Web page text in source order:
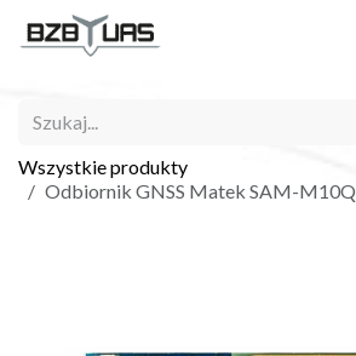
Skip to Content
Wszystkie produkty
Odbiornik GNSS Matek SAM-M10Q